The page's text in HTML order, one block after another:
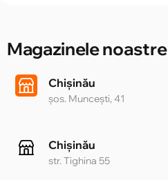
Magazinele noastre
Chișinău
șos. Muncești, 41
Chișinău
str. Tighina 55